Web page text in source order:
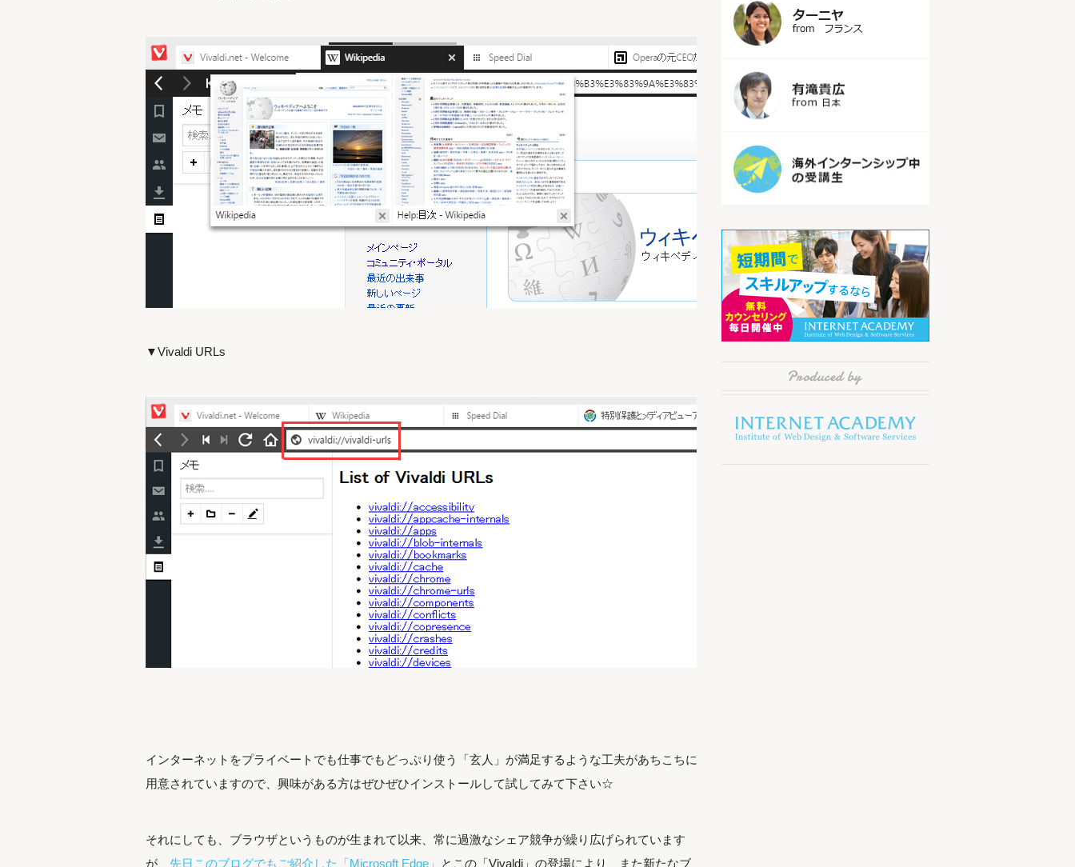
▼Vivaldi URLs
インターネットをプライベートでも仕事でもどっぷり使う「玄人」が満足するような工夫があちこちに
用意されていますので、興味がある方はぜひぜひインストールして試してみて下さい☆
それにしても、ブラウザというものが生まれて以来、常に過激なシェア競争が繰り広げられています
が、 先日このブログでもご紹介した「Microsoft Edge」 とこの「Vivaldi」の登場により、また新たなブ